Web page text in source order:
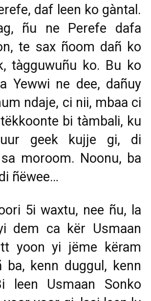
daf leen ko gàntal.
ñu ne Perefe dafa
te sax ñoom dañ ko
tàgguwuñu ko. Bu ko
Yewwi ne dee, dañuy
ndaje, ci nii, mbaa ci
bi tàmbali, ku
geek kujje gi, di
moroom. Noonu, ba
ñëwee…
5i waxtu, nee ñu, la
dem ca kër Usmaan
yoon yi jëme këram
ba, kenn duggul, kenn
leen Usmaan Sonko